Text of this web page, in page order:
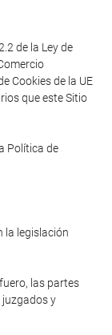
de la Ley de
Cookies de la UE
que este Sitio
Política de
la legislación
las partes
juzgados y